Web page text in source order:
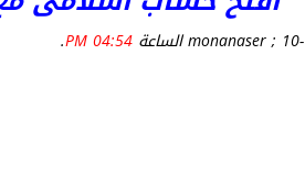
04:54 PM
.